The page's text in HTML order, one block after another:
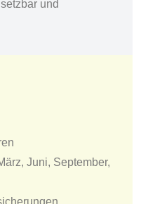
und
Juni, September,